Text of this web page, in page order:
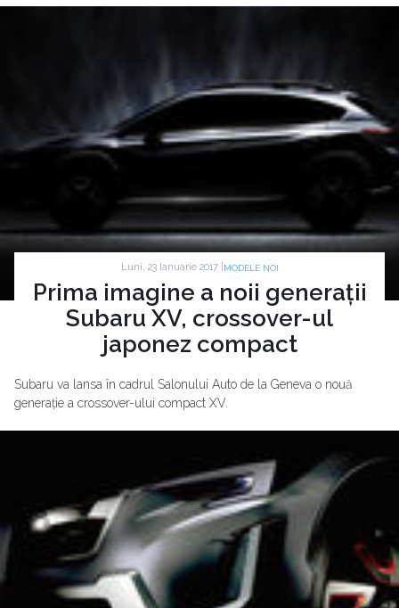
Luni, 23 Ianuarie 2017 | MODELE NOI
Prima imagine a noii generații
Subaru XV, crossover-ul
japonez compact
Subaru va lansa în cadrul Salonului Auto de la Geneva o nouă
generație a crossover-ului compact XV.